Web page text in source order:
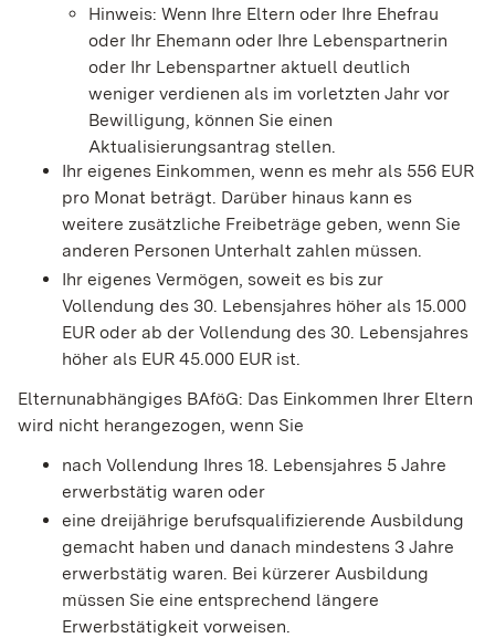
Hinweis: Wenn Ihre Eltern oder Ihre Ehefrau
oder Ihr Ehemann oder Ihre Lebenspartnerin
oder Ihr Lebenspartner aktuell deutlich
weniger verdienen als im vorletzten Jahr vor
Bewilligung, können Sie einen
Aktualisierungsantrag stellen.
Ihr eigenes Einkommen, wenn es mehr als 556 EUR
pro Monat beträgt. Darüber hinaus kann es
weitere zusätzliche Freibeträge geben, wenn Sie
anderen Personen Unterhalt zahlen müssen.
Ihr eigenes Vermögen, soweit es bis zur
Vollendung des 30. Lebensjahres höher als 15.000
EUR oder ab der Vollendung des 30. Lebensjahres
höher als EUR 45.000 EUR ist.
Elternunabhängiges BAföG: Das Einkommen Ihrer Eltern
wird nicht herangezogen, wenn Sie
nach Vollendung Ihres 18. Lebensjahres 5 Jahre
erwerbstätig waren oder
eine dreijährige berufsqualifizierende Ausbildung
gemacht haben und danach mindestens 3 Jahre
erwerbstätig waren. Bei kürzerer Ausbildung
müssen Sie eine entsprechend längere
Erwerbstätigkeit vorweisen.